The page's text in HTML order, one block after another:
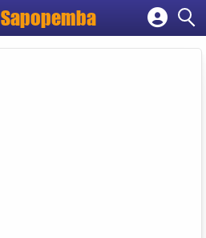
Sapopemba
Cadastrar empresa